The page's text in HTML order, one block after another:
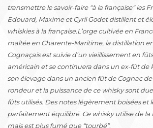
transmettre le savoir-faire “à la française” les
Edouard, Maxime et Cyril Godet distillent et
whiskies à la française.L’orge cultivée en
maltée en Charente-Maritime, la distillation
Cognaçais est suivie d’un vieillissement en
américain et se continuera dans un ex-fût de
son élevage dans un ancien fût de Cognac
rondeur et la puissance de ce whisky sont
fûts utilisés. Des notes légèrement boisées et
parfaitement équilibré. Ce whisky utilise de la
mais est plus fumé que “tourbé”.